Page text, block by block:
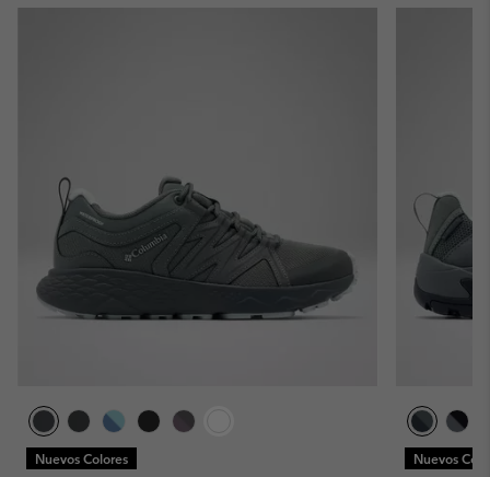
Nuevos Colores Nuevos